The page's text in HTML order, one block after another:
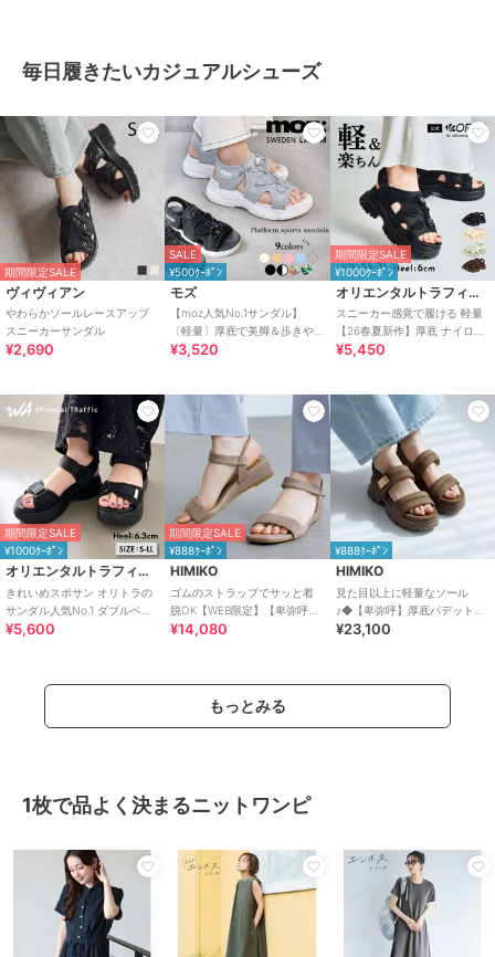
毎日履きたいカジュアルシューズ
期間限定SALE
ヴィヴィアン
やわらかソールレースアップ
スニーカーサンダル
¥2,690
SALE
¥500ｸｰﾎﾟﾝ
モズ
【moz人気No.1サンダル】
〔軽量〕厚底で美脚＆歩きや
すい！疲れにくいフィット感
¥3,520
期間限定SALE
¥1000ｸｰﾎﾟﾝ
オリエンタルトラフィック
スニーカー感覚で履ける 軽量
【26春夏新作】厚底 ナイロン
スポーツサンダル /OT3232
¥5,450
期間限定SALE
¥1000ｸｰﾎﾟﾝ
オリエンタルトラフィック
きれいめスポサン オリトラの
サンダル人気No.1 ダブルベル
ト スポーツサンダル /42207
¥5,600
期間限定SALE
¥888ｸｰﾎﾟﾝ
HIMIKO
ゴムのストラップでサッと着
脱OK【WEB限定】【卑弥呼
26SS】ゴムストラップサンダ
¥14,080
¥888ｸｰﾎﾟﾝ
HIMIKO
見た目以上に軽量なソール
♪◆【卑弥呼】厚底パデットサ
ンダル/661201
¥23,100
もっとみる
1枚で品よく決まるニットワンピ